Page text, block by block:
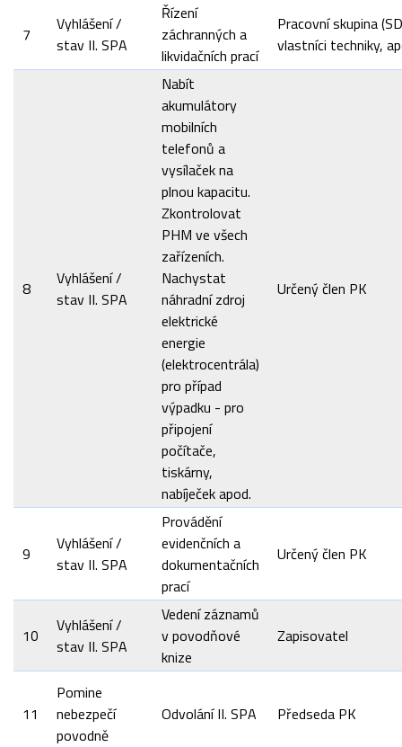
7
Vyhlášení /
stav II. SPA
Řízení
záchranných a
likvidačních prací
Pracovní skupina
vlastníci techniky,
8
Vyhlášení /
stav II. SPA
Nabít
akumulátory
mobilních
telefonů a
vysílaček na
plnou kapacitu.
Zkontrolovat
PHM ve všech
zařízeních.
Nachystat
náhradní zdroj
elektrické
energie
(elektrocentrála)
pro případ
výpadku - pro
připojení
počítače,
tiskárny,
nabíječek apod.
Určený člen PK
9
Vyhlášení /
stav II. SPA
Provádění
evidenčních a
dokumentačních
prací
Určený člen PK
10
Vyhlášení /
stav II. SPA
Vedení záznamů
v povodňové
knize
Zapisovatel
11
Pomine
nebezpečí
povodně
Odvolání II. SPA Předseda PK